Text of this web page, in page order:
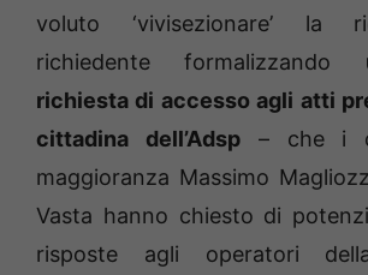
voluto ‘vivisezionare’ la
richiedente formalizzando
richiesta di accesso agli atti
cittadina dell’Adsp– che i
maggioranza Massimo
Vasta hanno chiesto di
risposte agli operatori